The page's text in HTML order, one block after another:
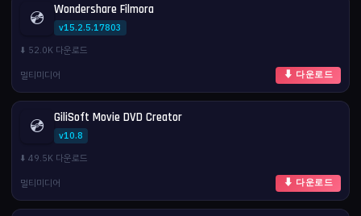
💿 Wondershare Filmora
v15.2.5.17803
⬇️ 52.0K 다운로드
멀티미디어
⬇ 다운로드
💿 GiliSoft Movie DVD Creator
v10.8
⬇️ 49.5K 다운로드
멀티미디어
⬇ 다운로드